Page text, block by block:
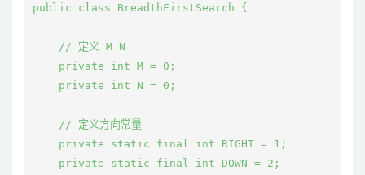
public class BreadthFirstSearch {
    // 定义 M N
    private int M = 0;
    private int N = 0;
    // 定义方向常量
    private static final int RIGHT = 1;
    private static final int DOWN = 2;